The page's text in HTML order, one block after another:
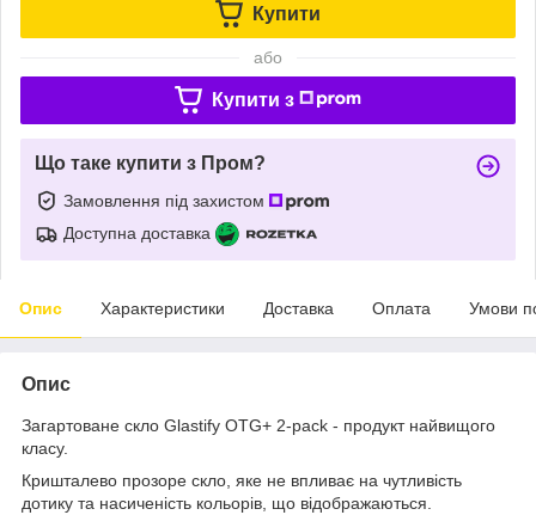
Купити
або
Купити з
Що таке купити з Пром?
Замовлення під захистом
Доступна доставка
Опис Характеристики Доставка Оплата Умови
Опис
Загартоване скло Glastify OTG+ 2-pack - продукт найвищого
класу.
Кришталево прозоре скло, яке не впливає на чутливість
дотику та насиченість кольорів, що відображаються.